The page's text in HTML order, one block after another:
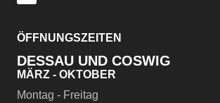
ÖFFNUNGSZEITEN
DESSAU UND COSWIG
MÄRZ - OKTOBER
Montag - Freitag